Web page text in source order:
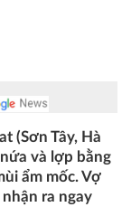
(Sơn Tây, Hà
và lợp bằng
ẩm mốc. Vợ
ra ngay